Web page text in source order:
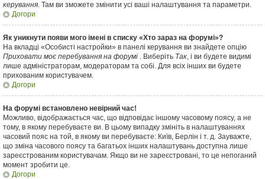
керування. Там ви зможете змінити усі ваші налаштування та параметри.
Догори
Як уникнути появи мого імені в списку «Хто зараз на форумі»?
На вкладці «Особисті настройки» в панелі керування ви знайдете опцію
Приховати моє перебування на форумі . Виберіть Так, і ви будете видимі
лише адміністраторам, модераторам та собі. Для всіх інших ви будете
прихованим користувачем.
Догори
На форумі встановлено невірний час!
Можливо, відображається час, що відповідає іншому часовому поясу, а не
тому, в якому перебуваєте ви. В цьому випадку змініть в налаштуваннях
часовий пояс на той, в якому ви перебуваєте: Київ, Берлін і т. д. Зауважте,
що зміна часового поясу та багатьох інших налаштувань доступна лише
зареєстрованим користувачам. Якщо ви не зареєстровані, то це непоганий
момент зробити це.
Догори